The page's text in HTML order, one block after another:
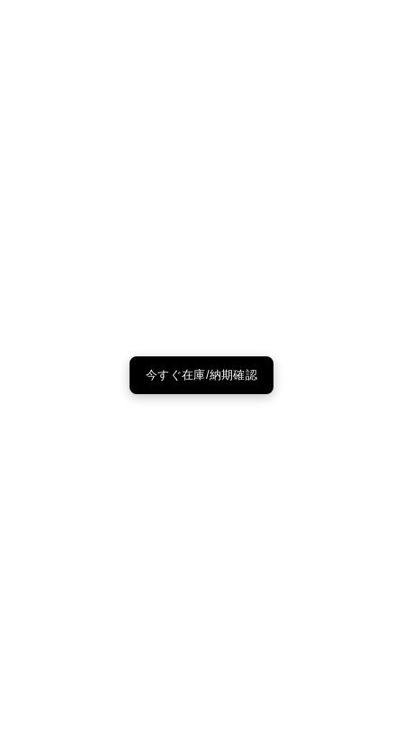
今すぐ在庫/納期確認